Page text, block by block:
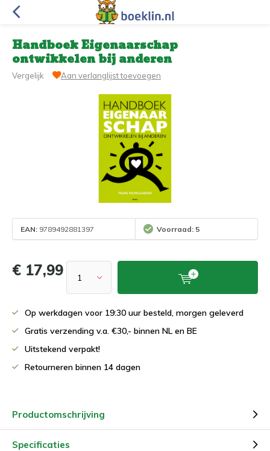
Handboek Eigenaarschap
ontwikkelen bij anderen
Vergelijk Aan verlanglijst toevoegen
EAN: 9789492881397 Voorraad: 5
€ 17,99
Op werkdagen voor 19:30 uur besteld, morgen geleverd
Gratis verzending v.a. €30,- binnen NL en BE
Uitstekend verpakt!
Retourneren binnen 14 dagen
Productomschrijving
Specificaties